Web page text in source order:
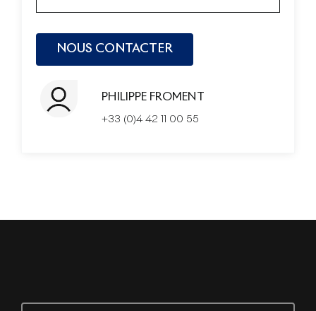
PHILIPPE FROMENT
+33 (0)4 42 11 00 55